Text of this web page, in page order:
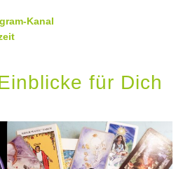
Kanal
für Dich